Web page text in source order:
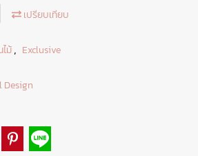
เปรียบเทียบ
ม้, Exclusive
Design